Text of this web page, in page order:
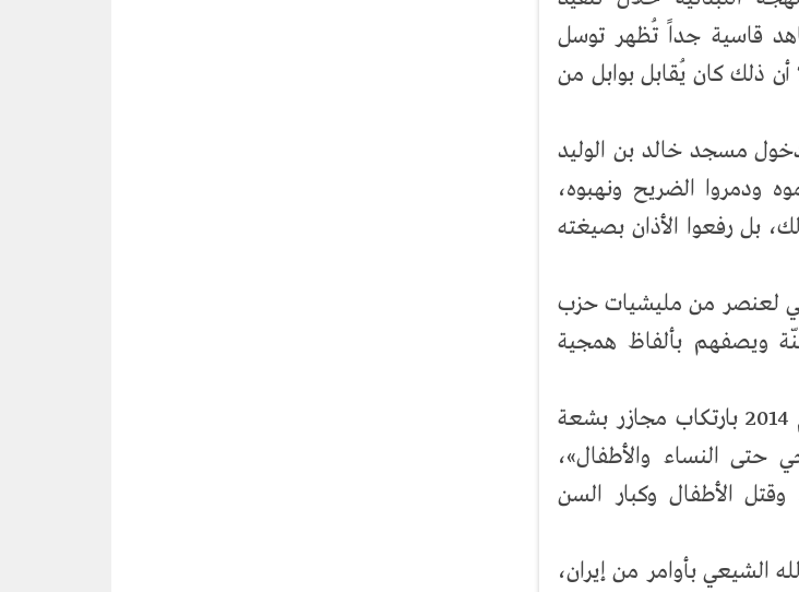
قاسية جداً تُظهر توسل
ذلك كان يُقابل بوابل من
بدخول مسجد خالد بن الوليد
الضريح ونهبوه،
بل رفعوا الأذان بصيغته
لعنصر من مليشيات حزب
ويصفهم بألفاظ همجية
واتهم تقرير للشبكة السورية لحقوق الإنسان «حزب الله» عام 2014 بارتكاب مجازر بشعة
حتى النساء والأطفال»،
الأطفال وكبار السن
حزب الله الشيعي بأوامر من إيران،